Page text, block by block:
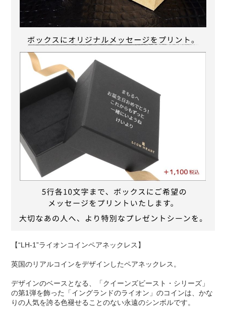
【“LH-1”ライオンコインペアネックレス】
英国のリアルコインをデザインしたペアネックレス。
デザインのベースとなる、「クイーンズビースト・シリーズ」
の第1弾を飾った「イングランドのライオン」のコインは、かな
りの人気を誇る色褪せることのない永遠のシンボルです。